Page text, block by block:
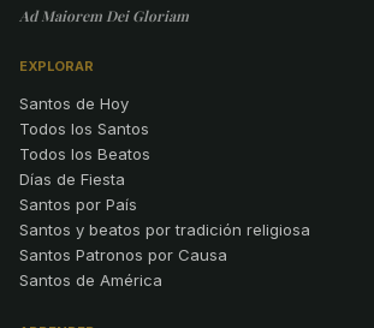
Ad Maiorem Dei Gloriam
EXPLORAR
Santos de Hoy
Todos los Santos
Todos los Beatos
Días de Fiesta
Santos por País
Santos y beatos por tradición religiosa
Santos Patronos por Causa
Santos de América